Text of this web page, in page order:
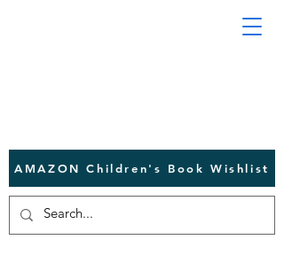
AMAZON Children's Book Wishlist